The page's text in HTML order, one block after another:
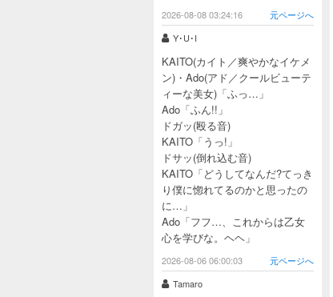
2026-08-08 03:24:16
元ページへ
Y･U･I
KAITO(カイト／爽やかなイケメ
ン)・Ado(アド／クールビューテ
ィーな美女)「ふっ…」
Ado「ふん!!」
ドガッ(殴る音)
KAITO「うっ!」
ドサッ(倒れ込む音)
KAITO「どうしてなんだ?てっき
り僕に惚れてるのかと思ったの
に…」
Ado「フフ…、これからは乙女
心を学びな。ヘヘ」
2026-08-06 06:00:03
元ページへ
Tamaro